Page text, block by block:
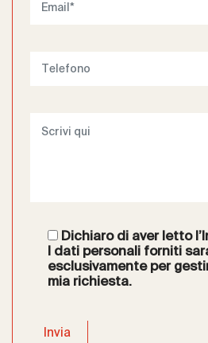
Dichiaro di aver letto l’
I dati personali forniti
esclusivamente per
mia richiesta.